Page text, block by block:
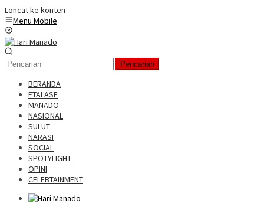
Loncat ke konten
Menu Mobile
Pencarian
BERANDA
ETALASE
MANADO
NASIONAL
SULUT
NARASI
SOCIAL
SPOTYLIGHT
OPINI
CELEBTAINMENT